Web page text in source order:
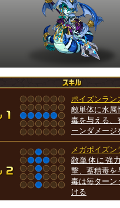
ポイズンラン
敵単体に水属
毒を与える、
ーンダメージ
メガポイズン
敵単体に強
撃、蓄積毒を
毒は毎ターン
ける